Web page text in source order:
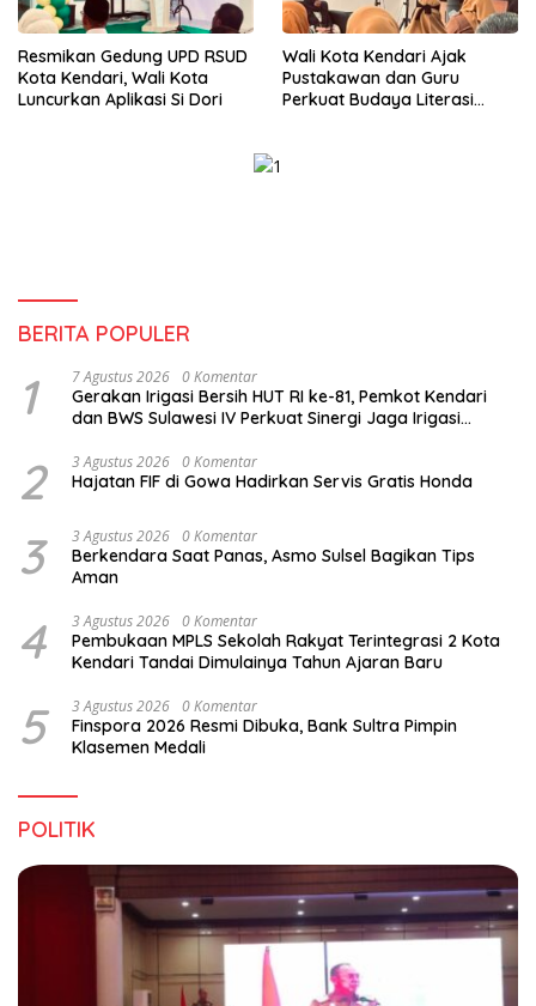
Resmikan Gedung UPD RSUD
Kota Kendari, Wali Kota
Luncurkan Aplikasi Si Dori
Wali Kota Kendari Ajak
Pustakawan dan Guru
Perkuat Budaya Literasi
BERITA POPULER
1 7 Agustus 2026 0 Komentar
Gerakan Irigasi Bersih HUT RI ke-81, Pemkot Kendari
dan BWS Sulawesi IV Perkuat Sinergi Jaga Irigasi
2 3 Agustus 2026 0 Komentar
Hajatan FIF di Gowa Hadirkan Servis Gratis Honda
3 3 Agustus 2026 0 Komentar
Berkendara Saat Panas, Asmo Sulsel Bagikan Tips
Aman
4 3 Agustus 2026 0 Komentar
Pembukaan MPLS Sekolah Rakyat Terintegrasi 2 Kota
Kendari Tandai Dimulainya Tahun Ajaran Baru
5 3 Agustus 2026 0 Komentar
Finspora 2026 Resmi Dibuka, Bank Sultra Pimpin
Klasemen Medali
POLITIK